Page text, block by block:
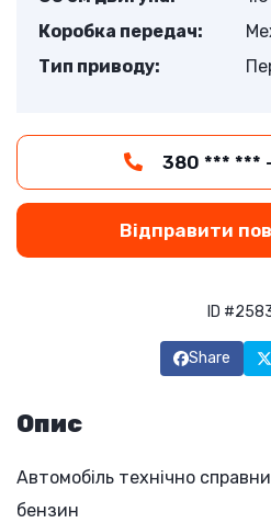
Коробка передач:
Тип приводу:
Відправити
ID
Share
Опис
Автомобіль технічно
бензин